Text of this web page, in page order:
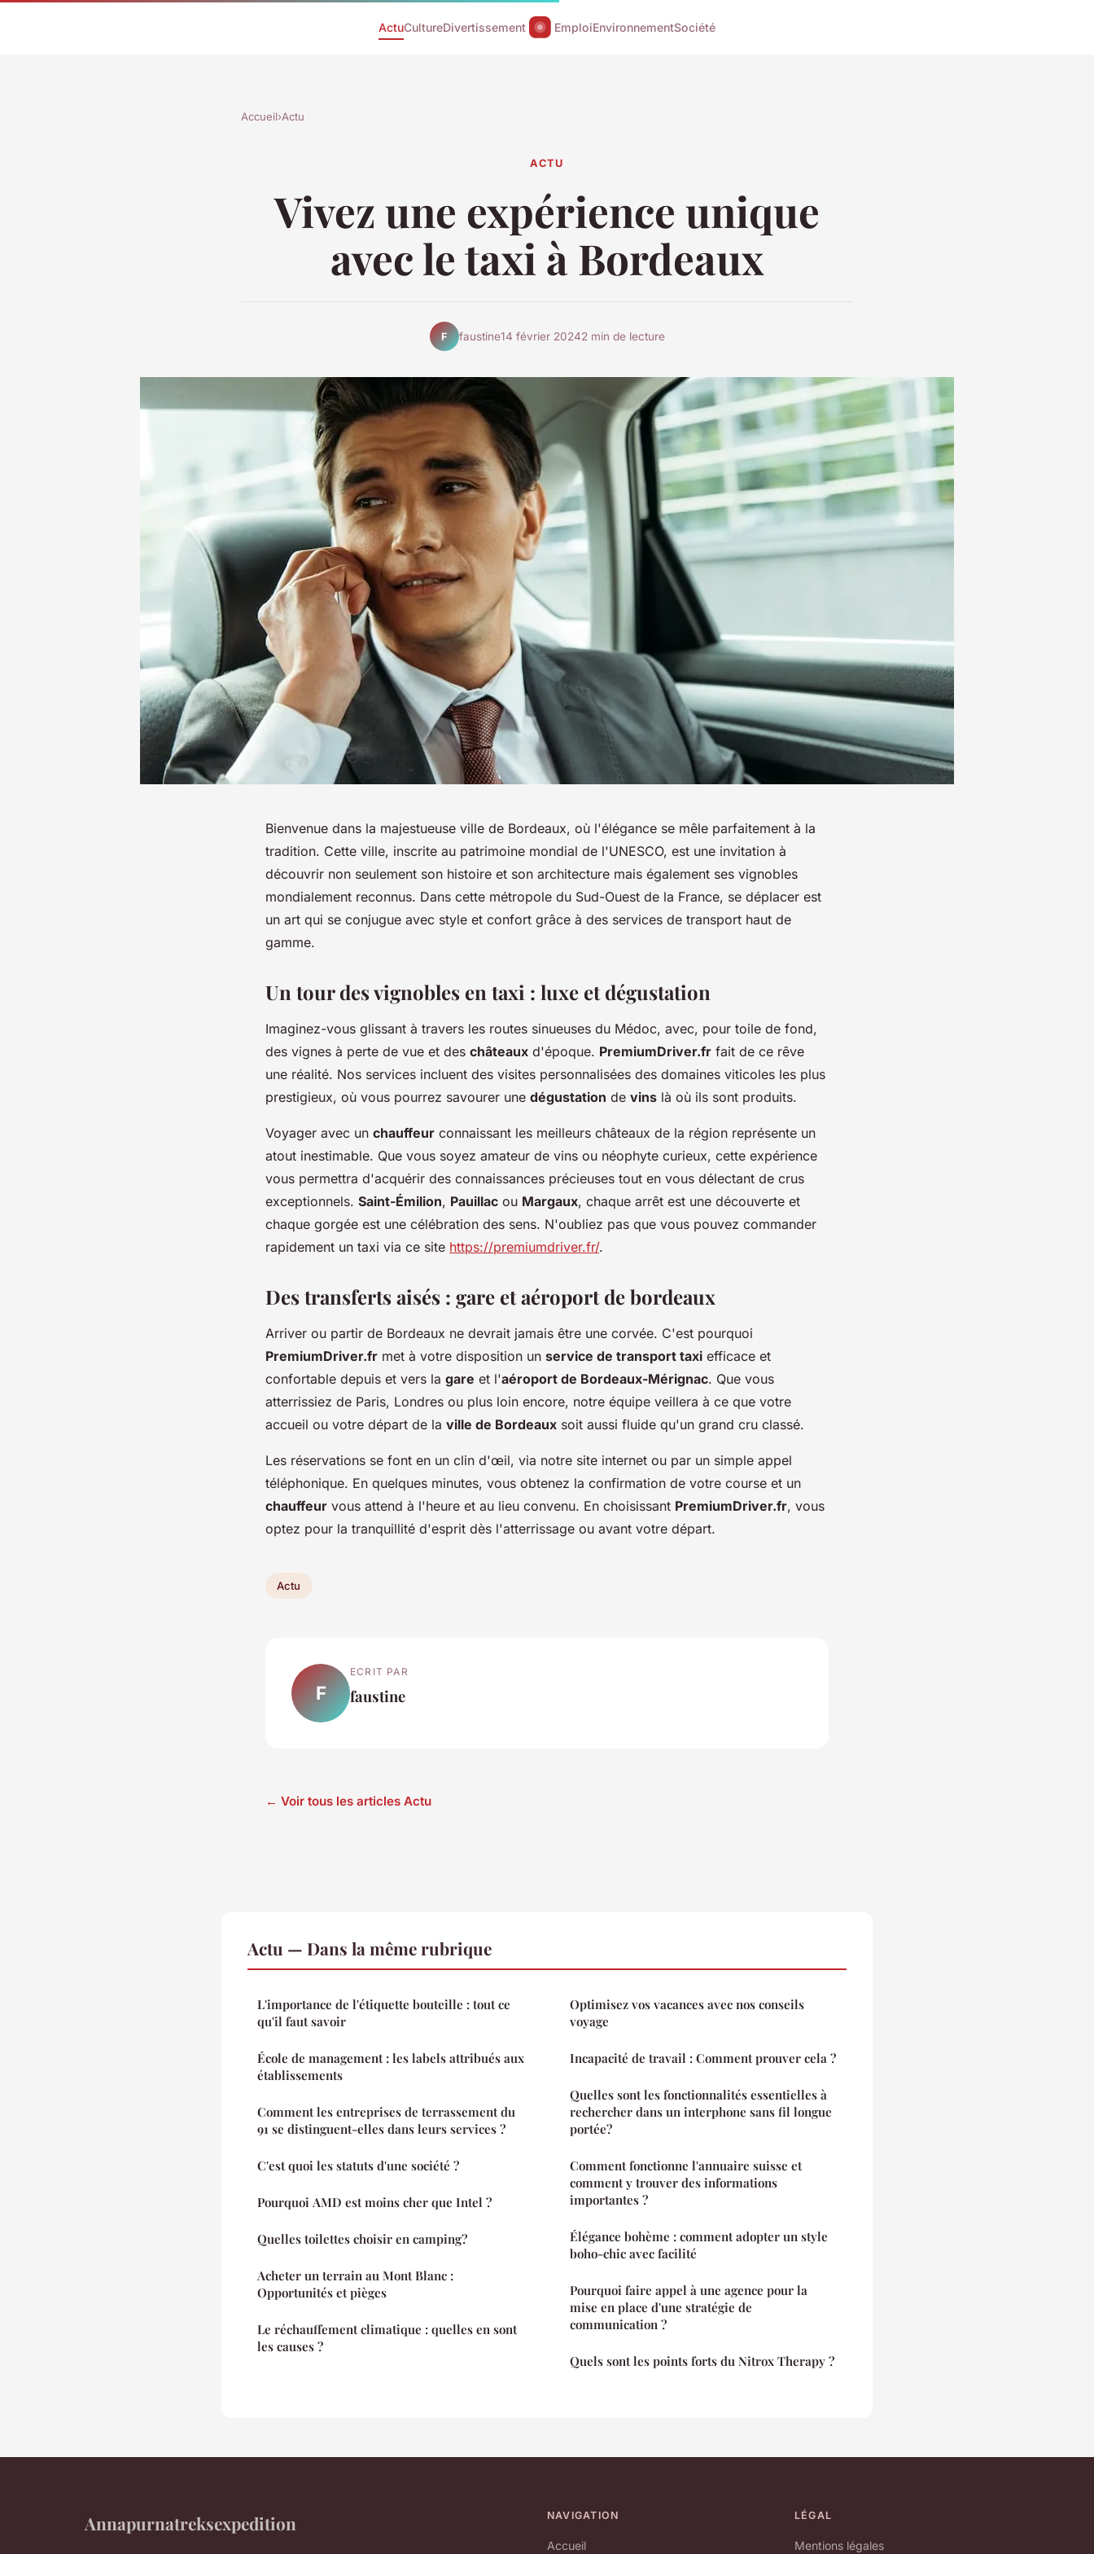
ActuCultureDivertissement EmploiEnvironnementSociété
Accueil›Actu
ACTU
Vivez une expérience unique
avec le taxi à Bordeaux
F faustine14 février 20242 min de lecture
Bienvenue dans la majestueuse ville de Bordeaux, où l'élégance se mêle parfaitement à la
tradition. Cette ville, inscrite au patrimoine mondial de l'UNESCO, est une invitation à
découvrir non seulement son histoire et son architecture mais également ses vignobles
mondialement reconnus. Dans cette métropole du Sud-Ouest de la France, se déplacer est
un art qui se conjugue avec style et confort grâce à des services de transport haut de
gamme.
Un tour des vignobles en taxi : luxe et dégustation
Imaginez-vous glissant à travers les routes sinueuses du Médoc, avec, pour toile de fond,
des vignes à perte de vue et des châteaux d'époque. PremiumDriver.fr fait de ce rêve
une réalité. Nos services incluent des visites personnalisées des domaines viticoles les plus
prestigieux, où vous pourrez savourer une dégustation de vins là où ils sont produits.
Voyager avec un chauffeur connaissant les meilleurs châteaux de la région représente un
atout inestimable. Que vous soyez amateur de vins ou néophyte curieux, cette expérience
vous permettra d'acquérir des connaissances précieuses tout en vous délectant de crus
exceptionnels. Saint-Émilion, Pauillac ou Margaux, chaque arrêt est une découverte et
chaque gorgée est une célébration des sens. N'oubliez pas que vous pouvez commander
rapidement un taxi via ce site https://premiumdriver.fr/.
Des transferts aisés : gare et aéroport de bordeaux
Arriver ou partir de Bordeaux ne devrait jamais être une corvée. C'est pourquoi
PremiumDriver.fr met à votre disposition un service de transport taxi efficace et
confortable depuis et vers la gare et l'aéroport de Bordeaux-Mérignac. Que vous
atterrissiez de Paris, Londres ou plus loin encore, notre équipe veillera à ce que votre
accueil ou votre départ de la ville de Bordeaux soit aussi fluide qu'un grand cru classé.
Les réservations se font en un clin d'œil, via notre site internet ou par un simple appel
téléphonique. En quelques minutes, vous obtenez la confirmation de votre course et un
chauffeur vous attend à l'heure et au lieu convenu. En choisissant PremiumDriver.fr, vous
optez pour la tranquillité d'esprit dès l'atterrissage ou avant votre départ.
Actu
F
ECRIT PAR
faustine
← Voir tous les articles Actu
Actu — Dans la même rubrique
L'importance de l'étiquette bouteille : tout ce
qu'il faut savoir
École de management : les labels attribués aux
établissements
Comment les entreprises de terrassement du
91 se distinguent-elles dans leurs services ?
C'est quoi les statuts d'une société ?
Pourquoi AMD est moins cher que Intel ?
Quelles toilettes choisir en camping?
Acheter un terrain au Mont Blanc :
Opportunités et pièges
Le réchauffement climatique : quelles en sont
les causes ?
Optimisez vos vacances avec nos conseils
voyage
Incapacité de travail : Comment prouver cela ?
Quelles sont les fonctionnalités essentielles à
rechercher dans un interphone sans fil longue
portée?
Comment fonctionne l'annuaire suisse et
comment y trouver des informations
importantes ?
Élégance bohème : comment adopter un style
boho-chic avec facilité
Pourquoi faire appel à une agence pour la
mise en place d'une stratégie de
communication ?
Quels sont les points forts du Nitrox Therapy ?
Annapurnatreksexpedition NAVIGATION
Accueil
LÉGAL
Mentions légales